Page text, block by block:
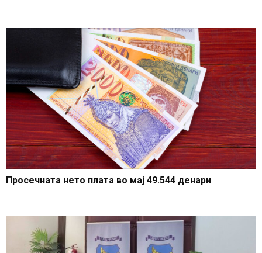
Просечната нето плата во мај 49.544 денари